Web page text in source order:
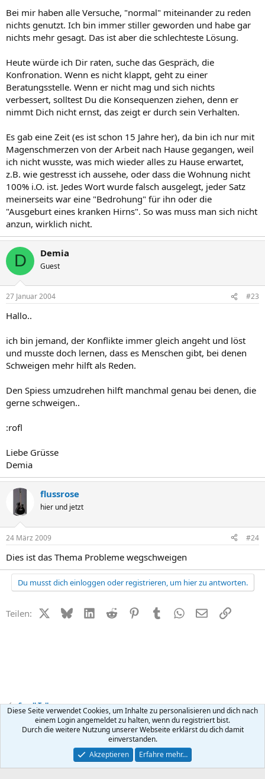
Bei mir haben alle Versuche, "normal" miteinander zu reden
nichts genutzt. Ich bin immer stiller geworden und habe gar
nichts mehr gesagt. Das ist aber die schlechteste Lösung.
Heute würde ich Dir raten, suche das Gespräch, die
Konfronation. Wenn es nicht klappt, geht zu einer
Beratungsstelle. Wenn er nicht mag und sich nichts
verbessert, solltest Du die Konsequenzen ziehen, denn er
nimmt Dich nicht ernst, das zeigt er durch sein Verhalten.
Es gab eine Zeit (es ist schon 15 Jahre her), da bin ich nur mit
Magenschmerzen von der Arbeit nach Hause gegangen, weil
ich nicht wusste, was mich wieder alles zu Hause erwartet,
z.B. wie gestresst ich aussehe, oder dass die Wohnung nicht
100% i.O. ist. Jedes Wort wurde falsch ausgelegt, jeder Satz
meinerseits war eine "Bedrohung" für ihn oder die
"Ausgeburt eines kranken Hirns". So was muss man sich nicht
anzun, wirklich nicht.
D Demia
Guest
27 Januar 2004 #23
Hallo..
ich bin jemand, der Konflikte immer gleich angeht und löst
und musste doch lernen, dass es Menschen gibt, bei denen
Schweigen mehr hilft als Reden.
Den Spiess umzudrehen hilft manchmal genau bei denen, die
gerne schweigen..
:rofl
Liebe Grüsse
Demia
flussrose
hier und jetzt
24 März 2009 #24
Dies ist das Thema Probleme wegschweigen
Du musst dich einloggen oder registrieren, um hier zu antworten.
Teilen: X (Twitter)
BlueskyLinkedIn
Reddit PinterestTumblr WhatsApp
E-MailLink
Small Talk
Kontakt Nutzungsbedingungen Datenschutz Hilfe
R
Community platform by XenForo ® © 2010-2026 XenForo Ltd.
Diese Seite verwendet Cookies, um Inhalte zu personalisieren und dich nach
einem Login angemeldet zu halten, wenn du registriert bist.
Durch die weitere Nutzung unserer Webseite erklärst du dich damit
einverstanden.
Akzeptieren
Erfahre mehr…